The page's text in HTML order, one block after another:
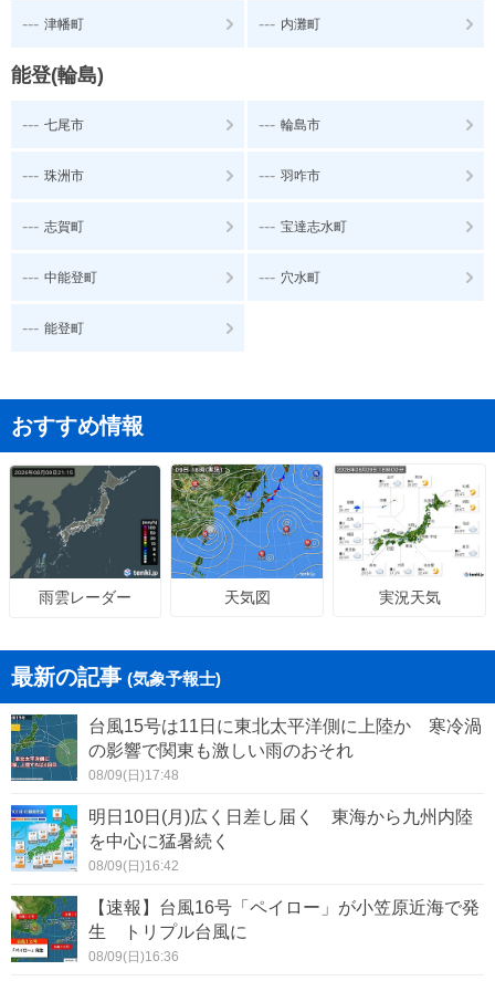
--- 津幡町 --- 内灘町
能登(輪島)
--- 七尾市 --- 輪島市
--- 珠洲市 --- 羽咋市
--- 志賀町 --- 宝達志水町
--- 中能登町 --- 穴水町
--- 能登町
おすすめ情報
雨雲レーダー 天気図 実況天気
最新の記事 (気象予報士)
台風15号は11日に東北太平洋側に上陸か 寒冷渦
の影響で関東も激しい雨のおそれ
08/09(日)17:48
明日10日(月)広く日差し届く 東海から九州内陸
を中心に猛暑続く
08/09(日)16:42
【速報】台風16号「ペイロー」が小笠原近海で発
生 トリプル台風に
08/09(日)16:36